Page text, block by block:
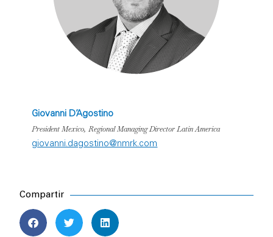
Giovanni D’Agostino
President Mexico, Regional Managing Director Latin America
giovanni.dagostino@nmrk.com
Compartir